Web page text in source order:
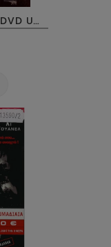
Η ΑΠΕΙΛΗ - THE UNTOLD DVD USED